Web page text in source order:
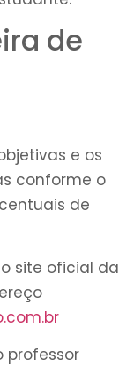
de
e os
conforme o
de
site oficial da
professor